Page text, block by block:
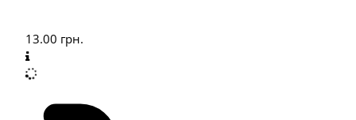
13.00 грн.